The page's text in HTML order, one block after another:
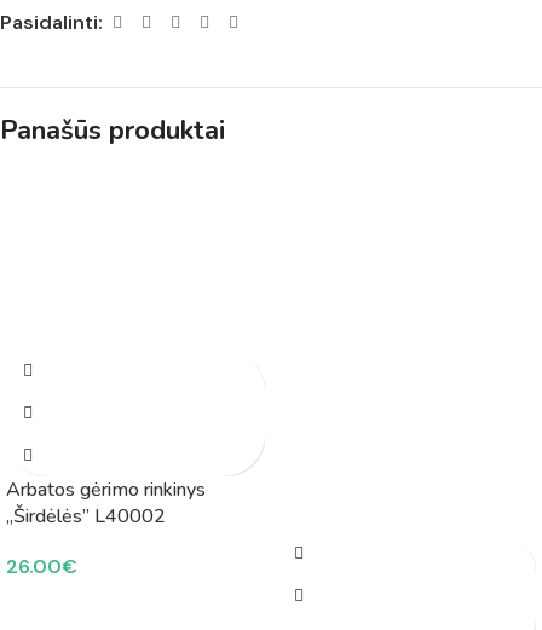
Pasidalinti:
Panašūs produktai
Arbatos gėrimo rinkinys
„Širdėlės” L40002
26.00€